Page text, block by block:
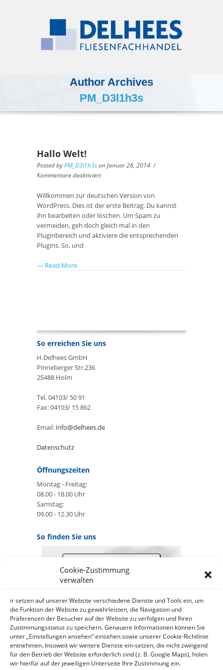
Cookie-Zustimmung
verwalten
ir setzen auf unserer Website verschiedene Dienste und Tools ein, um
die Funktion der Website zu gewährleisten, die Navigation und
Präferenzen der Besucher auf der Website zu verfolgen und Ihren
Zustimmungsstatus zu speichern. Genauere Informationen können Sie
unter „Einstellungen ansehen“ einsehen sowie unserer Cookie-Richtlinie
entnehmen. Insoweit wir weitere Dienste ein-setzen, die nicht zwingend
für den Betrieb der Website erforderlich sind (z. B. Google Maps), holen
wir hierfür auf der jeweiligen Unterseite Ihre Zustimmung ein.
Author Archives
PM_D3l1h3s
Hallo Welt!
Posted byPM_D3l1h3sonJanuar 28, 2014 /
Kommentare deaktiviert
Willkommen zur deutschen Version von
WordPress. Dies ist der erste Beitrag. Du kannst
ihn bearbeiten oder löschen. Um Spam zu
vermeiden, geh doch gleich mal in den
Pluginbereich und aktiviere die entsprechenden
Plugins. So, und
— Read More
So erreichen Sie uns
H.Delhees GmbH
Pinneberger Str.236
25488 Holm
Tel. 04103/ 50 91
Fax: 04103/ 15 862
Email: info@delhees.de
Datenschutz
Öffnungszeiten
Montag - Freitag:
08.00 - 18.00 Uhr
Samstag:
09.00 - 12.30 Uhr
So finden Sie uns
AKZEPTIEREN
Bei der Nutzung dieses Dienstes
werden Daten an Google
über¬mittelt, außer¬dem ist es
wahr-scheinlich dass Google Daten
(z.B. Cookies) auf Ihrem Gerät
speichert.